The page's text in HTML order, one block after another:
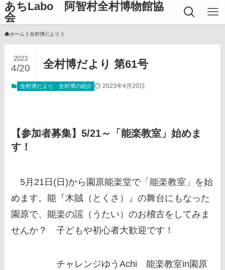
あちLabo 阿智村全村博物館協
会
ホーム 全村博だより
全村博だより 第61号
2023
4/20
全村博だより 全村博の紹介 2023年4月20日
【参加者募集】5/21～「能楽教室」始めま
す！
5月21日(日)から園原能楽堂で「能楽教室」を始
めます。能『木賊（とくさ）』の舞台にもなった
園原で、能楽の謡（うたい）のお稽古をしてみま
せんか？ 子どもや初心者大歓迎です！
チャレンジゆうAchi 能楽教室in園原